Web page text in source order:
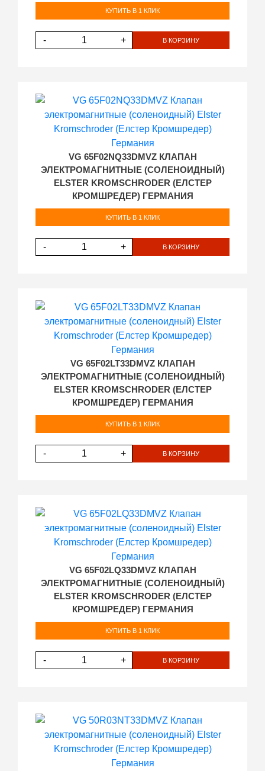
КУПИТЬ В 1 КЛИК
- + В КОРЗИНУ
VG 65F02NQ33DMVZ КЛАПАН
ЭЛЕКТРОМАГНИТНЫЕ (СОЛЕНОИДНЫЙ)
ELSTER KROMSCHRODER (ЕЛСТЕР
КРОМШРЕДЕР) ГЕРМАНИЯ
КУПИТЬ В 1 КЛИК
- + В КОРЗИНУ
VG 65F02LT33DMVZ КЛАПАН
ЭЛЕКТРОМАГНИТНЫЕ (СОЛЕНОИДНЫЙ)
ELSTER KROMSCHRODER (ЕЛСТЕР
КРОМШРЕДЕР) ГЕРМАНИЯ
КУПИТЬ В 1 КЛИК
- + В КОРЗИНУ
VG 65F02LQ33DMVZ КЛАПАН
ЭЛЕКТРОМАГНИТНЫЕ (СОЛЕНОИДНЫЙ)
ELSTER KROMSCHRODER (ЕЛСТЕР
КРОМШРЕДЕР) ГЕРМАНИЯ
КУПИТЬ В 1 КЛИК
- + В КОРЗИНУ